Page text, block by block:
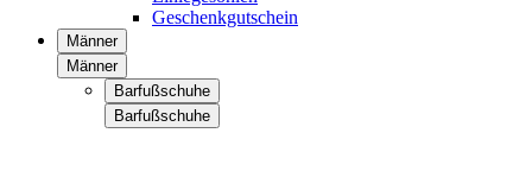
Geschenkgutschein
Männer
Männer
Barfußschuhe
Barfußschuhe